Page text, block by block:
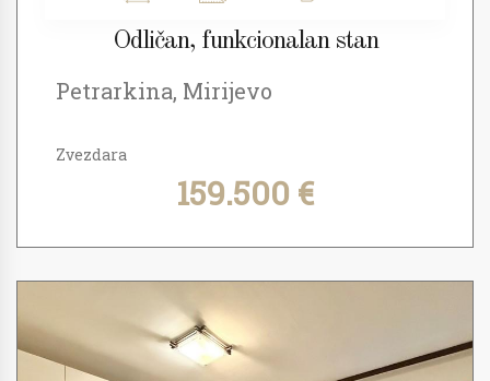
Odličan, funkcionalan stan
Petrarkina, Mirijevo
Zvezdara
159.500 €